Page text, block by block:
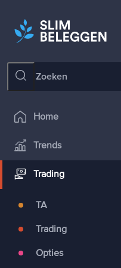
Home
Trends
Trading
TA
Trading
Opties